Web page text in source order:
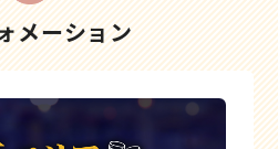
メーション